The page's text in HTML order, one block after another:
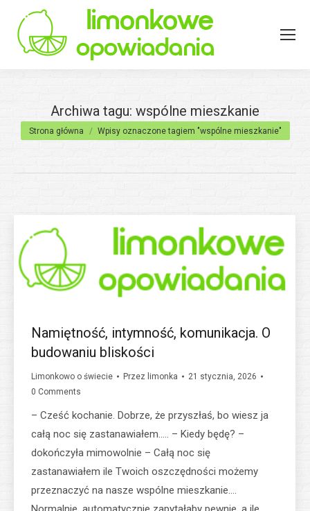
Archiwa tagu: wspólne mieszkanie
Jesteś tutaj:
Strona główna Wpisy oznaczone tagiem "wspólne mieszkanie"
Namiętność, intymność, komunikacja. O
budowaniu bliskości
Limonkowo o świecie Przez limonka
21 stycznia, 2026
0 Comments
– Cześć kochanie. Dobrze, że przyszłaś, bo wiesz ja
całą noc się zastanawiałem….. – Kiedy będę? –
dokończyła mimowolnie – Całą noc się
zastanawiałem ile Twoich oszczędności możemy
przeznaczyć na nasze wspólne mieszkanie….